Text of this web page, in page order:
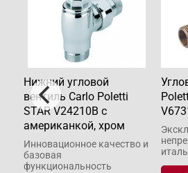
Нижний угловой
вентиль Carlo Poletti
STAR V24210B с
американкой, хром
Инновационное качество и
базовая
функциональность